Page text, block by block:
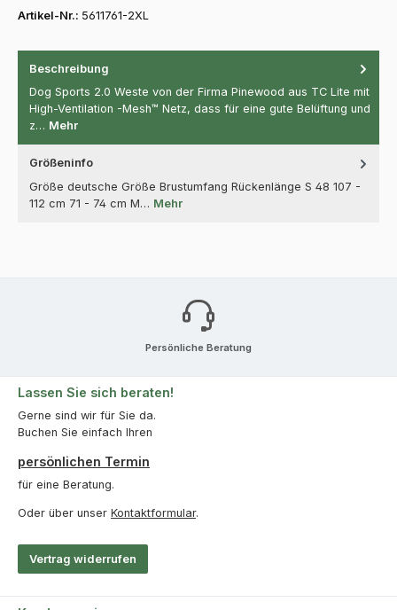
Artikel-Nr.: 5611761-2XL
Beschreibung
Dog Sports 2.0 Weste von der Firma Pinewood aus TC Lite mit
High-Ventilation -Mesh™ Netz, dass für eine gute Belüftung und
z… Mehr
Größeninfo
Größe deutsche Größe Brustumfang Rückenlänge S 48 107 -
112 cm 71 - 74 cm M… Mehr
Persönliche Beratung
Lassen Sie sich beraten!
Gerne sind wir für Sie da.
Buchen Sie einfach Ihren
persönlichen Termin
für eine Beratung.
Oder über unser Kontaktformular.
Vertrag widerrufen